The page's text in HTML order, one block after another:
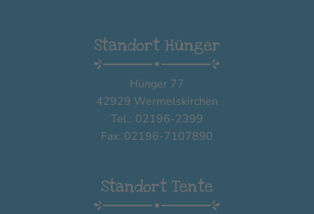
Standort Hünger
Hünger 77
42929 Wermelskirchen
Tel.: 02196-2399
Fax: 02196-7107890
Standort Tente